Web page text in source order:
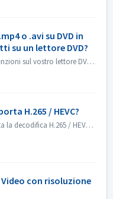
o .avi su DVD in
su un lettore DVD?
Quando volete creare un DVD che funzioni sul vostro lettore DVD, dovete inizialmente capire quale tipo di formato deve essere presente sul vostro disco DVD....
H.265 / HEVC?
Nero Video Standalone non supporta la decodifica H.265 / HEVC. La decodifica H.265 / HEVC è disponibile solo in Nero Platinum Suite.
con risoluzione